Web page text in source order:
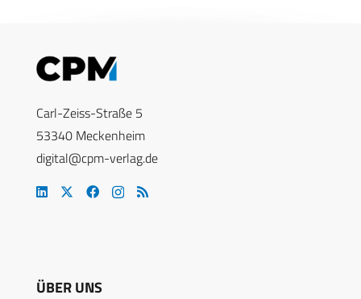
Carl-Zeiss-Straße 5
53340 Meckenheim
digital@cpm-verlag.de
ÜBER UNS